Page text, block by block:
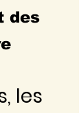
des
les